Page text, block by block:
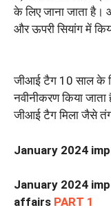
के लिए जाना जाता है।
और ऊपरी सियांग में
जीआई टैग 10 साल के
नवीनीकरण किया
जीआई टैग मिला जैसे
January 2024
January 2024
affairs PART 1